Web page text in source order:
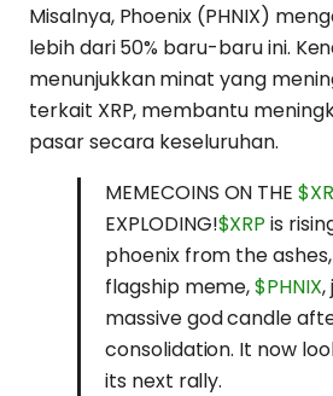
Misalnya, Phoenix (PHNIX)
lebih dari 50% baru-baru ini.
menunjukkan minat yang
terkait XRP, membantu
pasar secara keseluruhan.
MEMECOINS ON THE
EXPLODING!$XRP is
phoenix from the
flagship meme,$PHNIX,
massive god candle
consolidation. It now
its next rally.